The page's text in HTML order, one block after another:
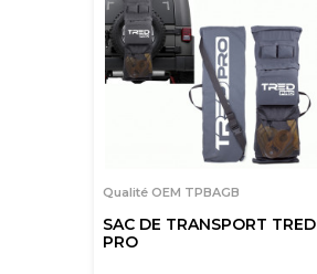
Qualité OEM TPBAGB
SAC DE TRANSPORT TRED
PRO